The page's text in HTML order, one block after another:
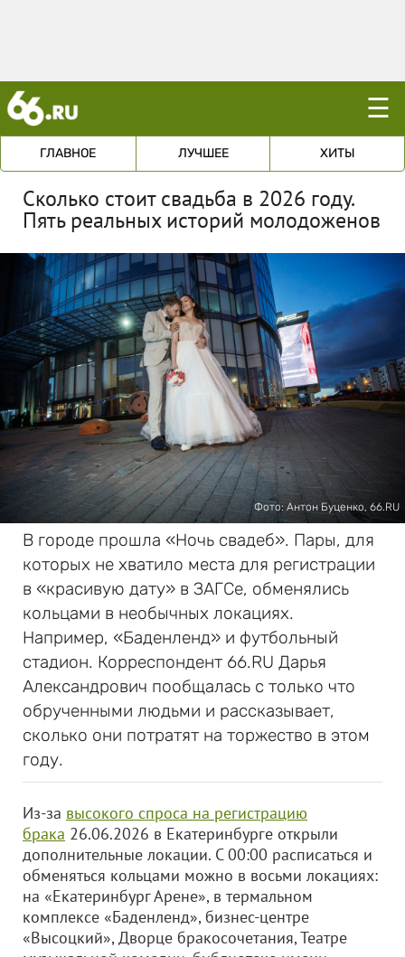
☰
ГЛАВНОЕ ЛУЧШЕЕ ХИТЫ
Сколько стоит свадьба в 2026 году.
Пять реальных историй молодоженов
Фото: Антон Буценко, 66.RU
В городе прошла «Ночь свадеб». Пары, для
которых не хватило места для регистрации
в «красивую дату» в ЗАГСе, обменялись
кольцами в необычных локациях.
Например, «Баденленд» и футбольный
стадион. Корреспондент 66.RU Дарья
Александрович пообщалась с только что
обрученными людьми и рассказывает,
сколько они потратят на торжество в этом
году.
Из-за высокого спроса на регистрацию
брака 26.06.2026 в Екатеринбурге открыли
дополнительные локации. С 00:00 расписаться и
обменяться кольцами можно в восьми локациях:
на «Екатеринбург Арене», в термальном
комплексе «Баденленд», бизнес-центре
«Высоцкий», Дворце бракосочетания, Театре